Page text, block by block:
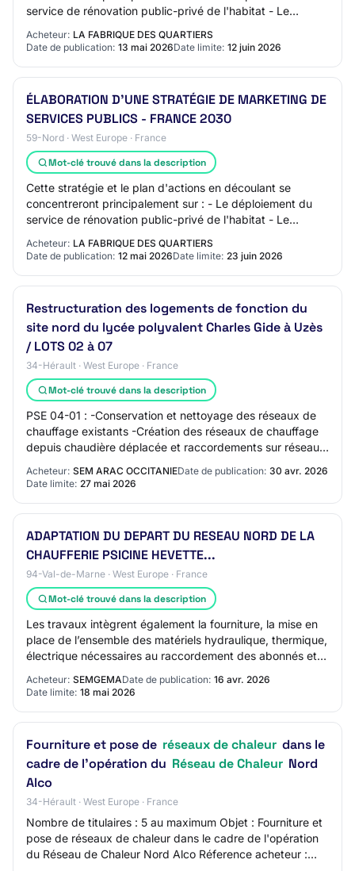
service de rénovation public-privé de l'habitat - Le
Acheteur: LA FABRIQUE DES QUARTIERS
Date de publication: 13 mai 2026Date limite: 12 juin 2026
ÉLABORATION D'UNE STRATÉGIE DE MARKETING DE
SERVICES PUBLICS - FRANCE 2030
59-Nord · West Europe · France
Mot-clé trouvé dans la description
Cette stratégie et le plan d'actions en découlant se
concentreront principalement sur : - Le déploiement du
service de rénovation public-privé de l'habitat - Le
Acheteur: LA FABRIQUE DES QUARTIERS
Date de publication: 12 mai 2026Date limite: 23 juin 2026
Restructuration des logements de fonction du
site nord du lycée polyvalent Charles Gide à Uzès
/ LOTS 02 à 07
34-Hérault · West Europe · France
Mot-clé trouvé dans la description
PSE 04-01 : -Conservation et nettoyage des réseaux de
chauffage existants -Création des réseaux de chauffage
depuis chaudière déplacée et raccordements sur réseaux
Acheteur: SEM ARAC OCCITANIEDate de publication: 30 avr. 2026
Date limite: 27 mai 2026
ADAPTATION DU DEPART DU RESEAU NORD DE LA
CHAUFFERIE PSICINE HEVETTE...
94-Val-de-Marne · West Europe · France
Mot-clé trouvé dans la description
Les travaux intègrent également la fourniture, la mise en
place de l’ensemble des matériels hydraulique, thermique,
électrique nécessaires au raccordement des abonnés et à
Acheteur: SEMGEMADate de publication: 16 avr. 2026
Date limite: 18 mai 2026
Fourniture et pose de réseaux de chaleur dans le
cadre de l'opération du Réseau de Chaleur Nord
Alco
34-Hérault · West Europe · France
Nombre de titulaires : 5 au maximum Objet : Fourniture et
pose de réseaux de chaleur dans le cadre de l'opération
du Réseau de Chaleur Nord Alco Réference acheteur :